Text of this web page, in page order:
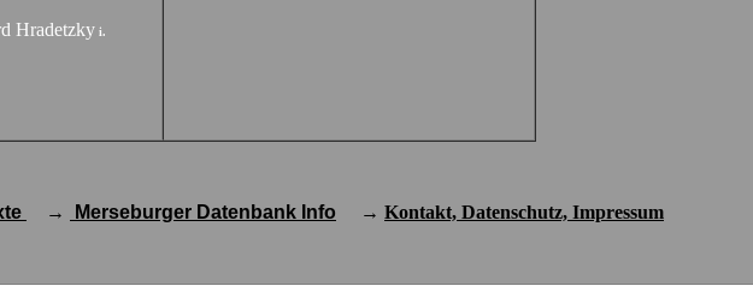
Hradetzky i.
→ Merseburger Datenbank Info → Kontakt, Datenschutz, Impressum